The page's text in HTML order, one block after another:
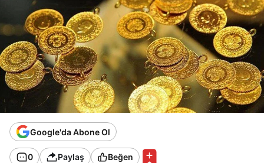
Google'da Abone Ol
0 Paylaş Beğen